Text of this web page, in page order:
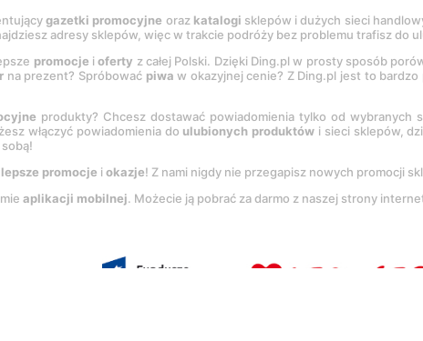
gazetki promocyjne oraz katalogi sklepów i dużych sieci
adresy sklepów, więc w trakcie podróży bez problemu trafisz do
promocje ioferty z całej Polski. Dzięki Ding.pl w prosty sposób
na prezent? Spróbować piwa w okazyjnej cenie? Z Ding.pl jest to
produkty? Chcesz dostawać powiadomienia tylko od wybranych
włączyć powiadomienia do ulubionych produktów i sieci sklepów,
promocje i okazje! Z nami nigdy nie przegapisz nowych promocji
aplikacji mobilnej. Możecie ją pobrać za darmo z naszej strony